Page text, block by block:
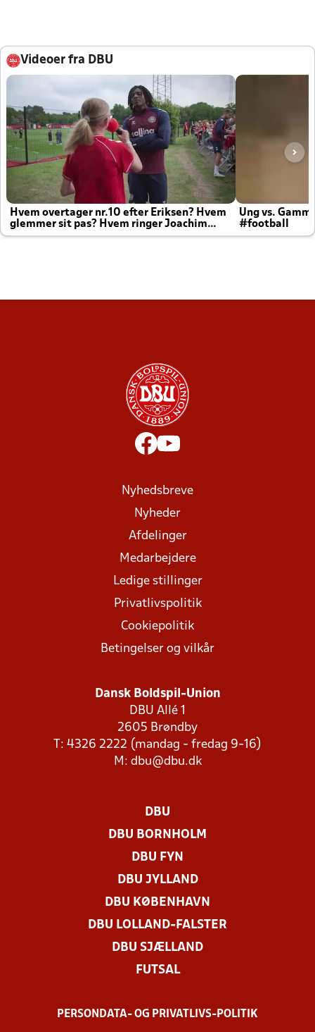
Videoer fra DBU
Hvem overtager nr.10 efter Eriksen? Hvem
glemmer sit pas? Hvem ringer Joachim
altid til efter kampe?
Ung vs.
#football
Nyhedsbreve
Nyheder
Afdelinger
Medarbejdere
Ledige stillinger
Privatlivspolitik
Cookiepolitik
Betingelser og vilkår
Dansk Boldspil-Union
DBU Allé 1
2605 Brøndby
T: 4326 2222 (mandag - fredag 9-16)
M: dbu@dbu.dk
DBU
DBU BORNHOLM
DBU FYN
DBU JYLLAND
DBU KØBENHAVN
DBU LOLLAND-FALSTER
DBU SJÆLLAND
FUTSAL
PERSONDATA- OG PRIVATLIVS-POLITIK